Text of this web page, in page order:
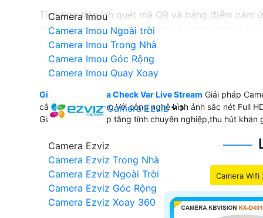
Camera Imou
Camera Imou Ngoài trời
Camera Imou Trong Nhà
Camera Imou Góc Rộng
Camera Imou Quay Xoay
Camera Ezviz
Camera Ezviz
Camera Ezviz Trong Nhà
Camera Ezviz Ngoài Trời
Camera Ezviz Góc Rộng
Camera Ezviz Xoay 360
Tích hợp tiện ích quét mã QR và bảng điểm cảm
lắp đặt trọn gói, đáp ứng nhu cầu giám sát và live
Giải pháp Camera Check Var Live Stream Giải pháp
câu lạc bộ thể thao.Với công nghệ hình ảnh sắc nét Full
Giải pháp này giúp tăng tính chuyên nghiệp,thu hút
Camera Wifi